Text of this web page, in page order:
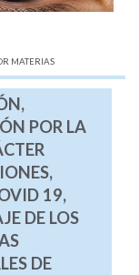
MATERIAS
POR LA
19,
DE LOS
DE